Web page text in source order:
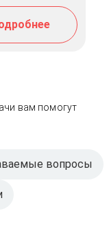
вам помогут
вопросы